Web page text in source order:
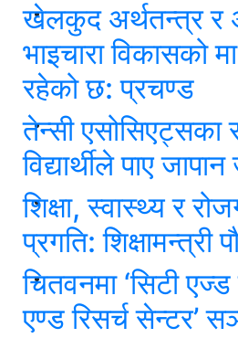
खेलकुद अर्थतन्त्र र
भाइचारा विकासको
रहेको छ: प्रचण्ड
तेन्सी एसोसिएट्सका
विद्यार्थीले पाए
शिक्षा, स्वास्थ्य र
प्रगति: शिक्षामन्त्री
चितवनमा ‘सिटी
एण्ड रिसर्च सेन्टर’